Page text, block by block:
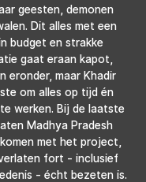
geesten, demonen
Dit alles met een
budget en strakke
gaat eraan kapot,
eronder, maar Khadir
om alles op tijd én
werken. Bij de laatste
Madhya Pradesh
met het project,
fort - inclusief
- écht bezeten is.